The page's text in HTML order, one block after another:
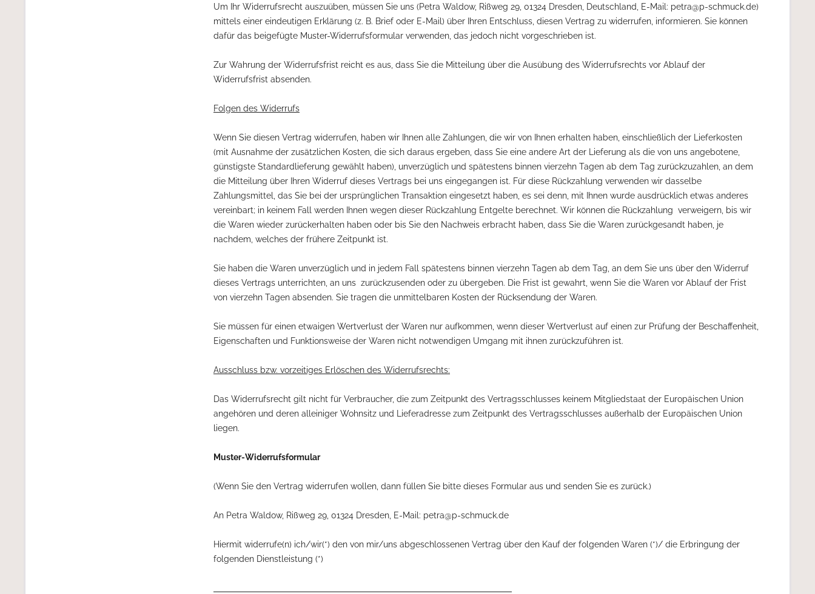
Um Ihr Widerrufsrecht auszuüben, müssen Sie uns (Petra Waldow, Rißweg 29, 01324 Dresden, Deutschland, E-Mail: petra@p-schmuck.de)
mittels einer eindeutigen Erklärung (z. B. Brief oder E-Mail) über Ihren Entschluss, diesen Vertrag zu widerrufen, informieren. Sie können
dafür das beigefügte Muster-Widerrufsformular verwenden, das jedoch nicht vorgeschrieben ist.
Zur Wahrung der Widerrufsfrist reicht es aus, dass Sie die Mitteilung über die Ausübung des Widerrufsrechts vor Ablauf der
Widerrufsfrist absenden.
Folgen des Widerrufs
Wenn Sie diesen Vertrag widerrufen, haben wir Ihnen alle Zahlungen, die wir von Ihnen erhalten haben, einschließlich der Lieferkosten
(mit Ausnahme der zusätzlichen Kosten, die sich daraus ergeben, dass Sie eine andere Art der Lieferung als die von uns angebotene,
günstigste Standardlieferung gewählt haben), unverzüglich und spätestens binnen vierzehn Tagen ab dem Tag zurückzuzahlen, an dem
die Mitteilung über Ihren Widerruf dieses Vertrags bei uns eingegangen ist. Für diese Rückzahlung verwenden wir dasselbe
Zahlungsmittel, das Sie bei der ursprünglichen Transaktion eingesetzt haben, es sei denn, mit Ihnen wurde ausdrücklich etwas anderes
vereinbart; in keinem Fall werden Ihnen wegen dieser Rückzahlung Entgelte berechnet. Wir können die Rückzahlung verweigern, bis wir
die Waren wieder zurückerhalten haben oder bis Sie den Nachweis erbracht haben, dass Sie die Waren zurückgesandt haben, je
nachdem, welches der frühere Zeitpunkt ist.
Sie haben die Waren unverzüglich und in jedem Fall spätestens binnen vierzehn Tagen ab dem Tag, an dem Sie uns über den Widerruf
dieses Vertrags unterrichten, an uns zurückzusenden oder zu übergeben. Die Frist ist gewahrt, wenn Sie die Waren vor Ablauf der Frist
von vierzehn Tagen absenden. Sie tragen die unmittelbaren Kosten der Rücksendung der Waren.
Sie müssen für einen etwaigen Wertverlust der Waren nur aufkommen, wenn dieser Wertverlust auf einen zur Prüfung der Beschaffenheit,
Eigenschaften und Funktionsweise der Waren nicht notwendigen Umgang mit ihnen zurückzuführen ist.
Ausschluss bzw. vorzeitiges Erlöschen des Widerrufsrechts:
Das Widerrufsrecht gilt nicht für Verbraucher, die zum Zeitpunkt des Vertragsschlusses keinem Mitgliedstaat der Europäischen Union
angehören und deren alleiniger Wohnsitz und Lieferadresse zum Zeitpunkt des Vertragsschlusses außerhalb der Europäischen Union
liegen.
Muster-Widerrufsformular
(Wenn Sie den Vertrag widerrufen wollen, dann füllen Sie bitte dieses Formular aus und senden Sie es zurück.)
An Petra Waldow, Rißweg 29, 01324 Dresden, E-Mail: petra@p-schmuck.de
Hiermit widerrufe(n) ich/wir(*) den von mir/uns abgeschlossenen Vertrag über den Kauf der folgenden Waren (*)/ die Erbringung der
folgenden Dienstleistung (*)